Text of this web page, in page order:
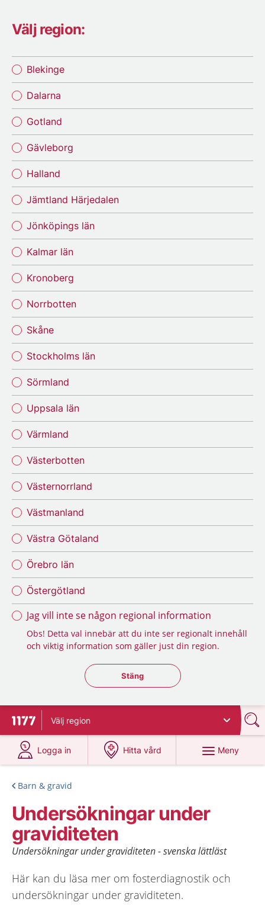
Välj region:
Blekinge
Dalarna
Gotland
Gävleborg
Halland
Jämtland Härjedalen
Jönköpings län
Kalmar län
Kronoberg
Norrbotten
Skåne
Stockholms län
Sörmland
Uppsala län
Värmland
Västerbotten
Västernorrland
Västmanland
Västra Götaland
Örebro län
Östergötland
Jag vill inte se någon regional information
Obs! Detta val innebär att du inte ser regionalt innehåll
och viktig information som gäller just din region.
Stäng regionsväljaren
Stäng
Till startsidan för 1177
Välj region
Logga in
på 1177.se
Hitta vård
på 1177.se
Meny
Barn & gravid
Undersökningar under
graviditeten
Undersökningar under graviditeten - svenska lättläst
Här kan du läsa mer om fosterdiagnostik och
undersökningar under graviditeten.